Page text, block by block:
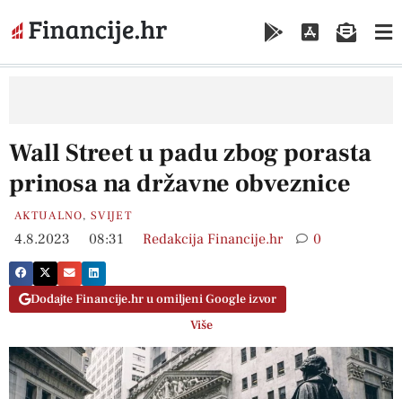
Wall Street u padu zbog porasta
prinosa na državne obveznice
AKTUALNO,SVIJET
4.8.2023 08:31 Redakcija Financije.hr 0
Dodajte Financije.hr u omiljeni Google izvor
Više